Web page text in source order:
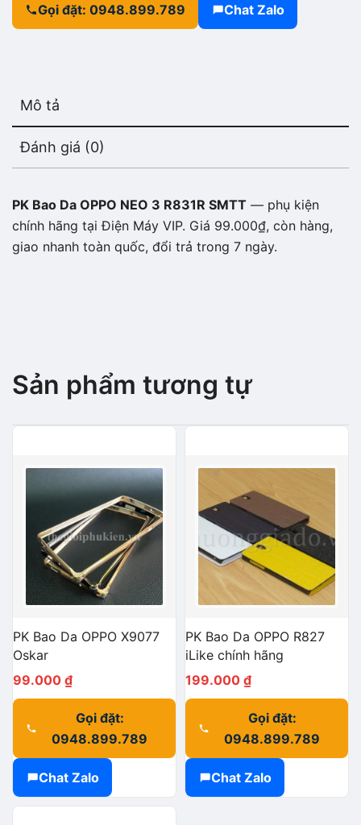
Gọi đặt: 0948.899.789 Chat Zalo
Mô tả
Đánh giá (0)
PK Bao Da OPPO NEO 3 R831R SMTT — phụ kiện
chính hãng tại Điện Máy VIP. Giá 99.000₫, còn hàng,
giao nhanh toàn quốc, đổi trả trong 7 ngày.
Sản phẩm tương tự
PK Bao Da OPPO X9077
Oskar
99.000 ₫
Gọi đặt:
0948.899.789
Chat Zalo
PK Bao Da OPPO R827
iLike chính hãng
199.000 ₫
Gọi đặt:
0948.899.789
Chat Zalo